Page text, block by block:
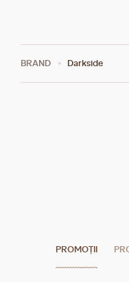
BRAND Darkside
PROMOȚII